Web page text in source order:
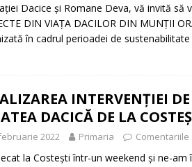
impozite și taxe
STIRI
2026
Dacice și Romane Deva, vă invită să
DIN VIAȚA DACILOR DIN MUNȚII
în cadrul perioadei de sustenabilitate
INTERVENȚIEI
DACICĂ DE LA
2022 Primaria
la Costești într-un weekend și ne-am